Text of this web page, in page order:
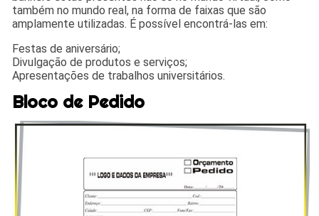
também no mundo real, na forma de faixas que são
amplamente utilizadas. É possível encontrá-las em:
Festas de aniversário;
Divulgação de produtos e serviços;
Apresentações de trabalhos universitários.
Bloco de Pedido